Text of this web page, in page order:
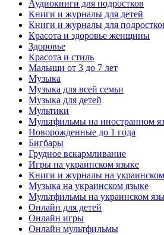
Аудиокниги для подростков
Книги и журналы для детей
Книги и журналы для
Красота и здоровье женщины
Здоровье
Красота и стиль
Малыши от 3 до 7 лет
Музыка
Музыка для всей семьи
Музыка для детей
Мультики
Мультфильмы на иностранном
Новорожденные до 1 года
Бигбары
Грудное вскармливание
Игры на украинском языке
Книги и журналы на
Музыка на украинском языке
Мультфильмы на украинском
Онлайн для детей
Онлайн игры
Онлайн мультфильмы